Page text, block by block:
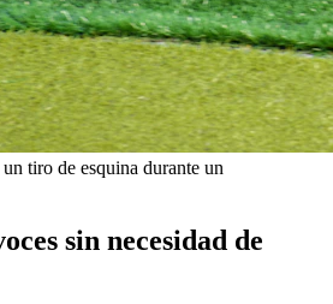
tiro de esquina durante un
sin necesidad de